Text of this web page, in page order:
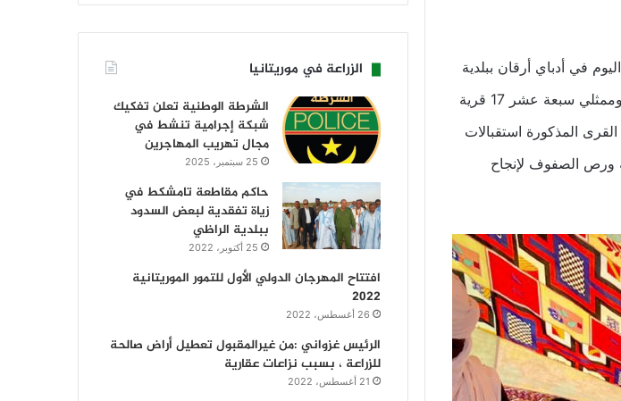
في أدباي أرقان ببلدية
“قوقي” في مقاطعة كوبني بولاية الحوض الغربي لقاء تحسيسيا وتوجيهيامع وجهاء وممثلي سبعة عشر 17 قرية
المذكورة استقبالات
ورص الصفوف لإنجاح
الزراعة في موريتانيا
الشرطة الوطنية تعلن تفكيك
شبكة إجرامية تنشط في
مجال تهريب المهاجرين
25 سبتمبر، 2025
حاكم مقاطعة تامشكط في
زياة تفقدية لبعض السدود
ببلدية الراظي
25 أكتوبر، 2022
افتتاح المهرجان الدولي الأول للتمور الموريتانية
2022
26 أغسطس، 2022
الرئيس غزواني :من غيرالمقبول تعطيل أراض صالحة
للزراعة ، بسبب نزاعات عقارية
21 أغسطس، 2022